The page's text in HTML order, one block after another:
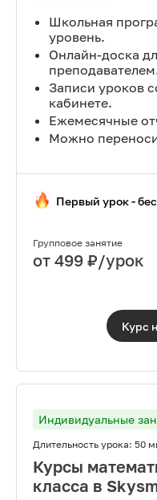
Школьная
уровень.
Онлайн-доска
Записи уроков
кабинете.
Ежемесячные
Можно
Первый урок -
Групповое занятие
от 499 ₽/урок
Курс
Индивидуальные
Длительность урока: 50
Курсы
класса в